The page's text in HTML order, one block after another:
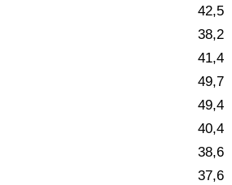
42,5
38,2
41,4
49,7
49,4
40,4
38,6
37,6